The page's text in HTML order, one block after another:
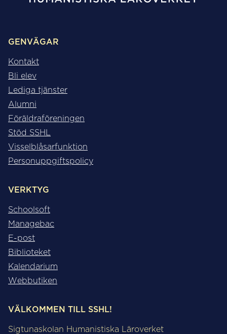
GENVÄGAR
Kontakt
Bli elev
Lediga tjänster
Alumni
Föräldraföreningen
Stöd SSHL
Visselblåsarfunktion
Personuppgiftspolicy
VERKTYG
Schoolsoft
Managebac
E-post
Biblioteket
Kalendarium
Webbutiken
VÄLKOMMEN TILL SSHL!
Sigtunaskolan Humanistiska Läroverket